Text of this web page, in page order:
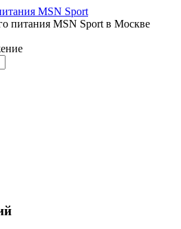
питания MSN Sport в Москве